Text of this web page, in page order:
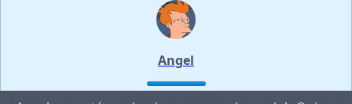
Angel